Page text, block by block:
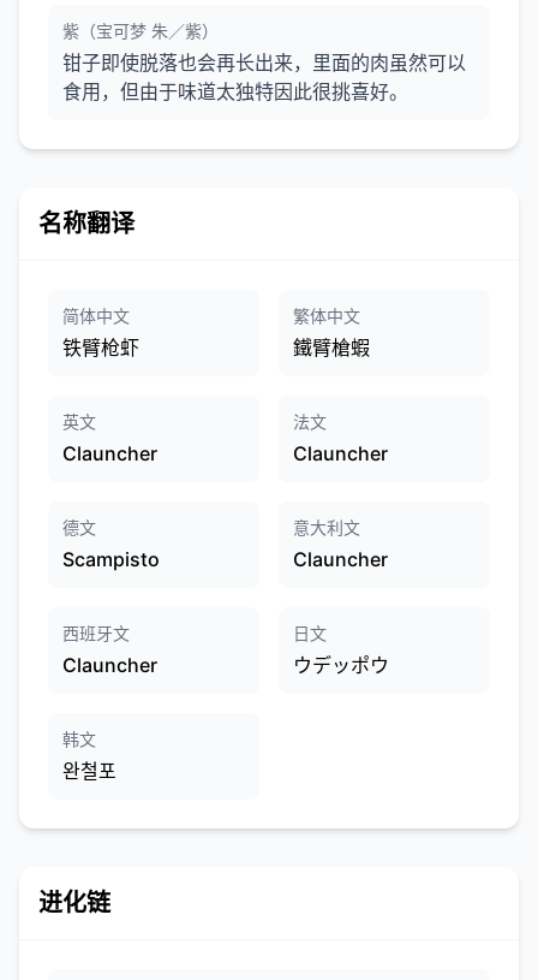
紫（宝可梦 朱／紫）
钳子即使脱落也会再长出来，里面的肉虽然可以
食用，但由于味道太独特因此很挑喜好。
名称翻译
简体中文
铁臂枪虾
繁体中文
鐵臂槍蝦
英文
Clauncher
法文
Clauncher
德文
Scampisto
意大利文
Clauncher
西班牙文
Clauncher
日文
ウデッポウ
韩文
완철포
进化链